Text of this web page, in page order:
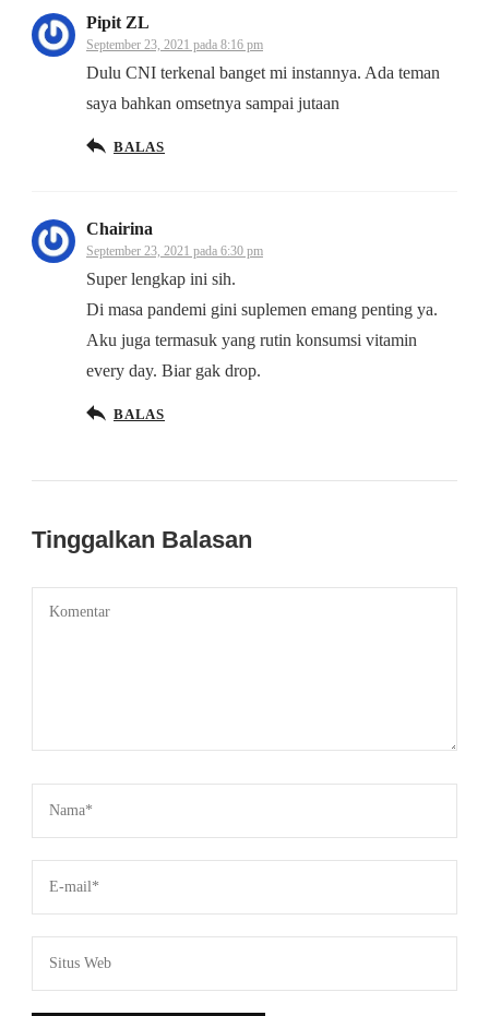
Pipit ZL
September 23, 2021 pada 8:16 pm
Dulu CNI terkenal banget mi instannya. Ada teman
saya bahkan omsetnya sampai jutaan
BALAS
Chairina
September 23, 2021 pada 6:30 pm
Super lengkap ini sih.
Di masa pandemi gini suplemen emang penting ya.
Aku juga termasuk yang rutin konsumsi vitamin
every day. Biar gak drop.
BALAS
Tinggalkan Balasan